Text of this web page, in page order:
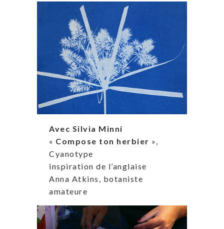
Avec Silvia Minni
« Compose ton herbier »,
Cyanotype
inspiration de l’anglaise
Anna Atkins, botaniste
amateure